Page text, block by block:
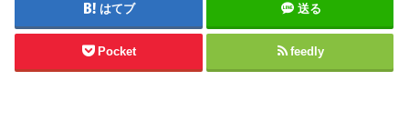
はてブ 送る
Pocket feedly